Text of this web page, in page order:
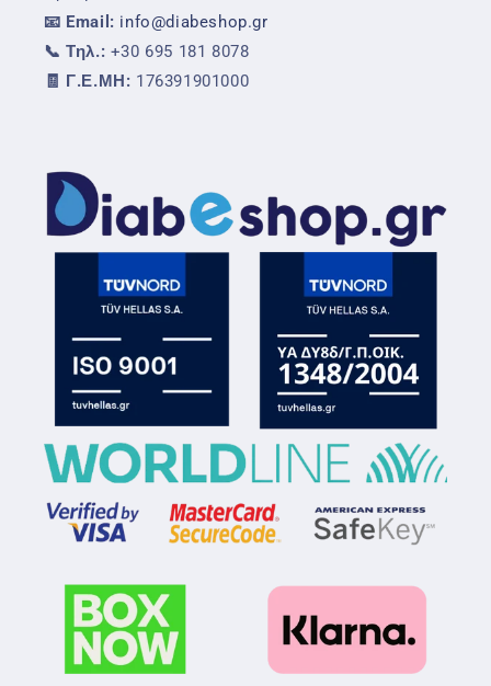
📧 Email: info@diabeshop.gr
📞 Τηλ.: +30 695 181 8078
🧾 Γ.Ε.ΜΗ: 176391901000